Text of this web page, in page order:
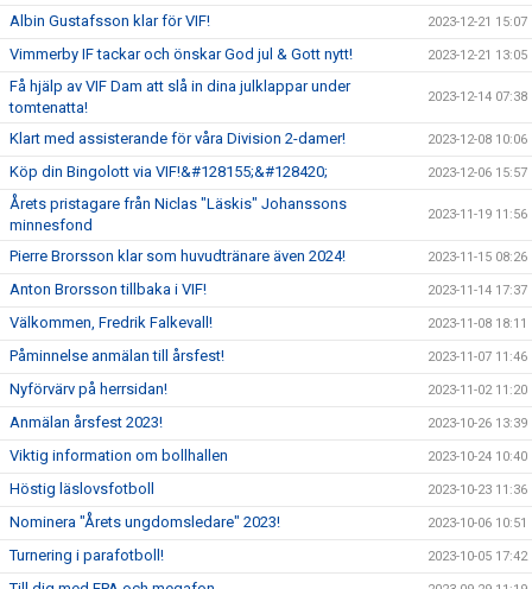
Albin Gustafsson klar för VIF! 2023-12-21 15:07
Vimmerby IF tackar och önskar God jul & Gott nytt! 2023-12-21 13:05
Få hjälp av VIF Dam att slå in dina julklappar under
tomtenatta!
2023-12-14 07:38
Klart med assisterande för våra Division 2-damer! 2023-12-08 10:06
Köp din Bingolott via VIF!&#128155;&#128420; 2023-12-06 15:57
Årets pristagare från Niclas "Läskis" Johanssons
minnesfond
2023-11-19 11:56
Pierre Brorsson klar som huvudtränare även 2024! 2023-11-15 08:26
Anton Brorsson tillbaka i VIF! 2023-11-14 17:37
Välkommen, Fredrik Falkevall! 2023-11-08 18:11
Påminnelse anmälan till årsfest! 2023-11-07 11:46
Nyförvärv på herrsidan! 2023-11-02 11:20
Anmälan årsfest 2023! 2023-10-26 13:39
Viktig information om bollhallen 2023-10-24 10:40
Höstig läslovsfotboll 2023-10-23 11:36
Nominera "Årets ungdomsledare" 2023! 2023-10-06 10:51
Turnering i parafotboll! 2023-10-05 17:42